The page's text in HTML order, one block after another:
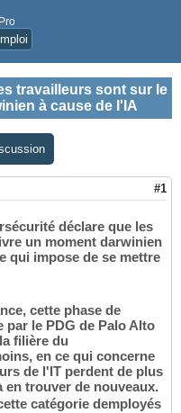
travailleurs sont sur le
à cause de l'IA
#1
déclare que les
un moment darwinien
qui impose de se mettre
cette phase de
le PDG de Palo Alto
filière du
en ce qui concerne
de l'IT perdent de plus
en trouver de nouveaux.
catégorie demployés